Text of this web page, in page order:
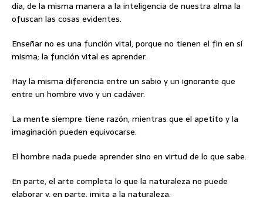
día, de la misma manera a la inteligencia de nuestra alma la
ofuscan las cosas evidentes.
Enseñar no es una función vital, porque no tienen el fin en sí
misma; la función vital es aprender.
Hay la misma diferencia entre un sabio y un ignorante que
entre un hombre vivo y un cadáver.
La mente siempre tiene razón, mientras que el apetito y la
imaginación pueden equivocarse.
El hombre nada puede aprender sino en virtud de lo que sabe.
En parte, el arte completa lo que la naturaleza no puede
elaborar y, en parte, imita a la naturaleza.